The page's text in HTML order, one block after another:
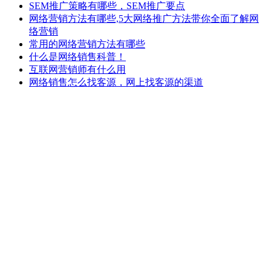
SEM推广策略有哪些，SEM推广要点
网络营销方法有哪些,5大网络推广方法带你全面了解网
络营销
常用的网络营销方法有哪些
什么是网络销售科普！
互联网营销师有什么用
网络销售怎么找客源，网上找客源的渠道